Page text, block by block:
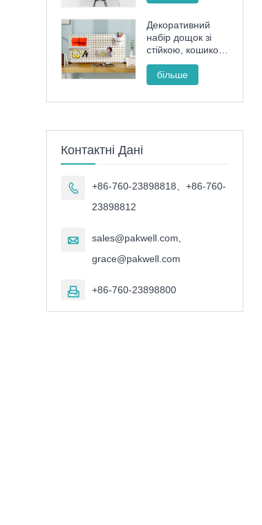
Декоративний
набір дощок зі
стійкою, кошиком
і чашкою для
впорядкування
більше
Контактні Дані

+86-760-23898818、+86-760-
23898812

sales@pakwell.com,
grace@pakwell.com
 +86-760-23898800